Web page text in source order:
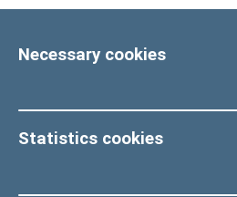
Necessary cookies
Statistics cookies